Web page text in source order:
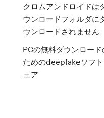
クロムアンドロイドは
ウンロードフォルダに
ウンロードされません
PCの無料ダウンロード
ためのdeepfakeソフ
ェア